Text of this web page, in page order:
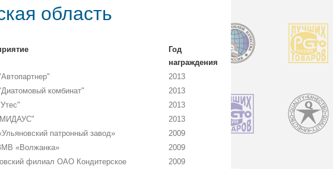
область
Год
награждения
2013
комбинат"
2013
2013
2013
патронный завод»
2009
«Волжанка»
2009
филиал ОАО Кондитерское
2009